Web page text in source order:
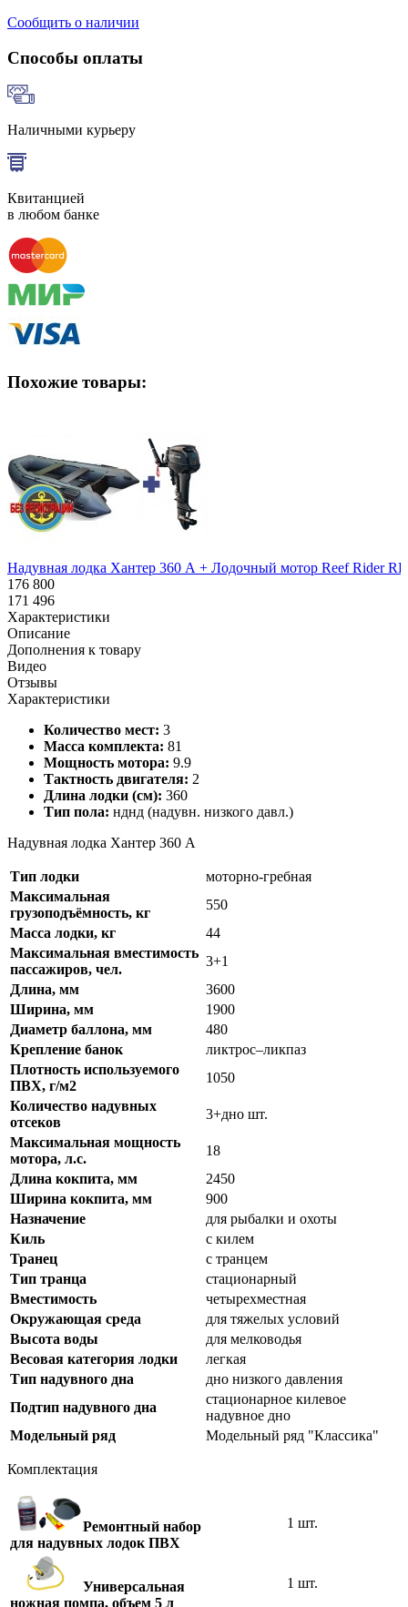
Сообщить о наличии
Способы оплаты
Наличными курьеру
Квитанцией
в любом банке
Похожие товары:
Надувная лодка Хантер 360 А + Лодочный мотор Reef Rider
176 800
171 496
Характеристики
Описание
Дополнения к товару
Видео
Отзывы
Характеристики
Количество мест: 3
Масса комплекта: 81
Мощность мотора: 9.9
Тактность двигателя: 2
Длина лодки (см): 360
Тип пола: нднд (надувн. низкого давл.)
Надувная лодка Хантер 360 А
Тип лодки
моторно-гребная
Максимальная
грузоподъёмность, кг
550
Масса лодки, кг
44
Максимальная вместимость
пассажиров, чел.
3+1
Длина, мм
3600
Ширина, мм
1900
Диаметр баллона, мм
480
Крепление банок
ликтрос–ликпаз
Плотность используемого
ПВХ, г/м2
1050
Количество надувных
отсеков
3+дно шт.
Максимальная мощность
мотора, л.с.
18
Длина кокпита, мм
2450
Ширина кокпита, мм
900
Назначение
для рыбалки и охоты
Киль
с килем
Транец
с транцем
Тип транца
стационарный
Вместимость
четырехместная
Окружающая среда
для тяжелых условий
Высота воды
для мелководья
Весовая категория лодки
легкая
Тип надувного дна
дно низкого давления
Подтип надувного дна
стационарное килевое
надувное дно
Модельный ряд
Модельный ряд "Классика"
Комплектация
Ремонтный набор
для надувных лодок ПВХ
1 шт.
Универсальная
ножная помпа, объем 5 л
1 шт.